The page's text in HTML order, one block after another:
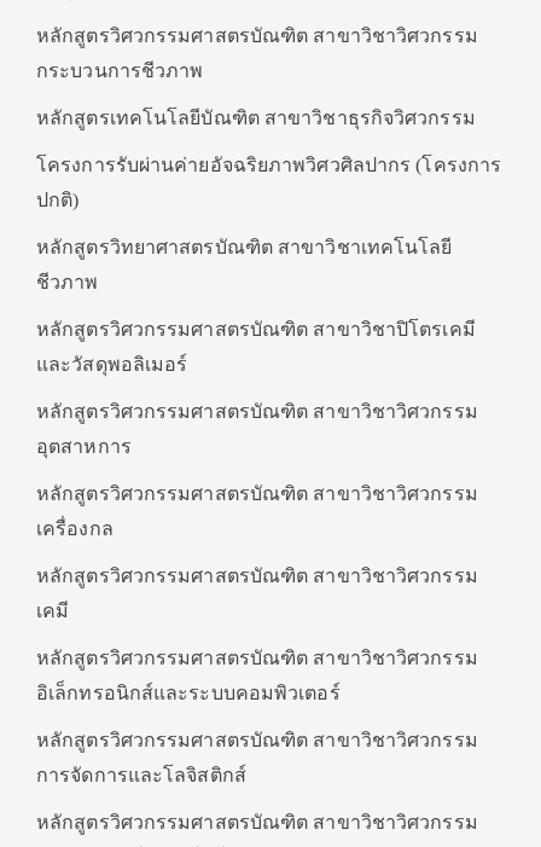
หลักสูตรวิศวกรรมศาสตรบัณฑิต สาขาวิชาวิศวกรรม
กระบวนการชีวภาพ
หลักสูตรเทคโนโลยีบัณฑิต สาขาวิชาธุรกิจวิศวกรรม
โครงการรับผ่านค่ายอัจฉริยภาพวิศวศิลปากร (โครงการ
ปกติ)
หลักสูตรวิทยาศาสตรบัณฑิต สาขาวิชาเทคโนโลยี
ชีวภาพ
หลักสูตรวิศวกรรมศาสตรบัณฑิต สาขาวิชาปิโตรเคมี
และวัสดุพอลิเมอร์
หลักสูตรวิศวกรรมศาสตรบัณฑิต สาขาวิชาวิศวกรรม
อุตสาหการ
หลักสูตรวิศวกรรมศาสตรบัณฑิต สาขาวิชาวิศวกรรม
เครื่องกล
หลักสูตรวิศวกรรมศาสตรบัณฑิต สาขาวิชาวิศวกรรม
เคมี
หลักสูตรวิศวกรรมศาสตรบัณฑิต สาขาวิชาวิศวกรรม
อิเล็กทรอนิกส์และระบบคอมพิวเตอร์
หลักสูตรวิศวกรรมศาสตรบัณฑิต สาขาวิชาวิศวกรรม
การจัดการและโลจิสติกส์
หลักสูตรวิศวกรรมศาสตรบัณฑิต สาขาวิชาวิศวกรรม